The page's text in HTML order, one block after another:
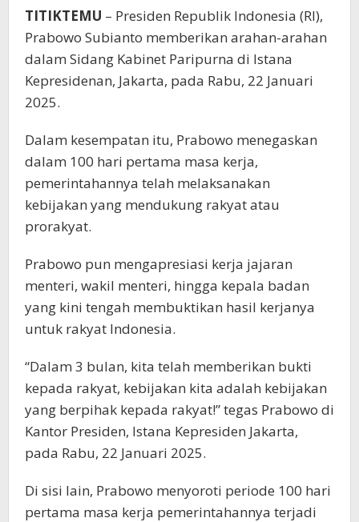
Bidang
Hukum
TITIKTEMU – Presiden Republik Indonesia (RI),
Prabowo Subianto memberikan arahan-arahan
dalam Sidang Kabinet Paripurna di Istana
Kepresidenan, Jakarta, pada Rabu, 22 Januari
2025.
Dalam kesempatan itu, Prabowo menegaskan
dalam 100 hari pertama masa kerja,
pemerintahannya telah melaksanakan
kebijakan yang mendukung rakyat atau
prorakyat.
Prabowo pun mengapresiasi kerja jajaran
menteri, wakil menteri, hingga kepala badan
yang kini tengah membuktikan hasil kerjanya
untuk rakyat Indonesia.
“Dalam 3 bulan, kita telah memberikan bukti
kepada rakyat, kebijakan kita adalah kebijakan
yang berpihak kepada rakyat!” tegas Prabowo di
Kantor Presiden, Istana Kepresiden Jakarta,
pada Rabu, 22 Januari 2025.
Di sisi lain, Prabowo menyoroti periode 100 hari
pertama masa kerja pemerintahannya terjadi